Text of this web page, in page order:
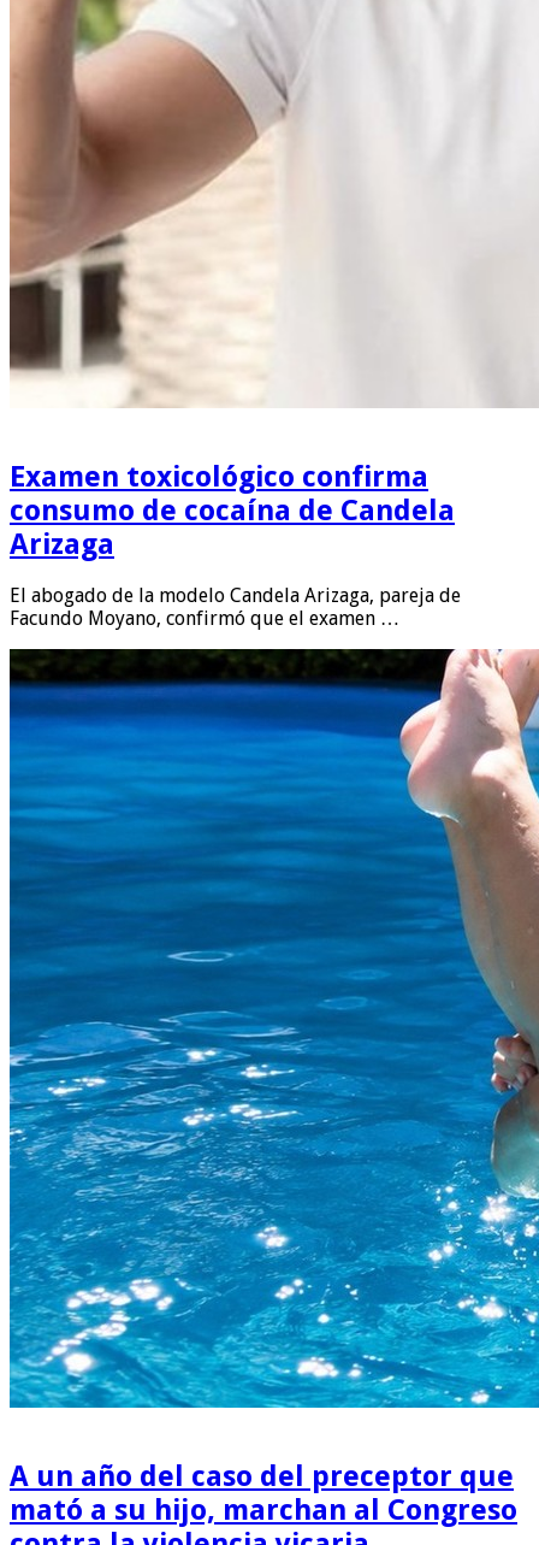
Examen toxicológico confirma
consumo de cocaína de Candela
Arizaga
El abogado de la modelo Candela Arizaga, pareja de
Facundo Moyano, confirmó que el examen …
A un año del caso del preceptor que
mató a su hijo, marchan al Congreso